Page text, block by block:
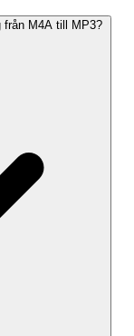
från M4A till MP3?